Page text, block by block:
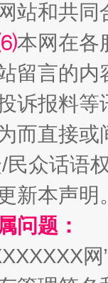
站和共
本网在各
留言的内
诉报料
而直接
民众话语
新本声明
问题：